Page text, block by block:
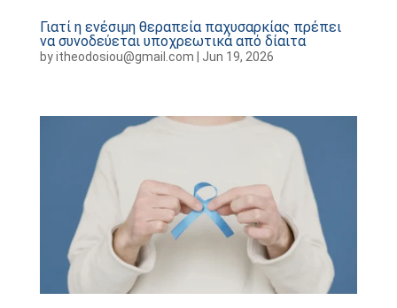
Γιατί η ενέσιμη θεραπεία παχυσαρκίας πρέπει
να συνοδεύεται υποχρεωτικά από δίαιτα
byitheodosiou@gmail.com | Jun 19, 2026